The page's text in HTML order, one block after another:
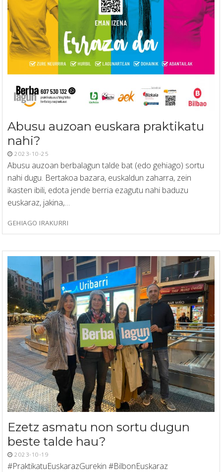
Abusu auzoan euskara praktikatu
nahi?
2023-10-25
Abusu auzoan berbalagun talde bat (edo gehiago) sortu
nahi dugu. Bertakoa bazara, euskaldun zaharra, zein
ikasten ibili, edota jende berria ezagutu nahi baduzu
euskaraz, jakina,…
GEHIAGO IRAKURRI
Ezetz asmatu non sortu dugun
beste talde hau?
2023-10-19
#PraktikatuEuskarazGurekin #BilbonEuskaraz